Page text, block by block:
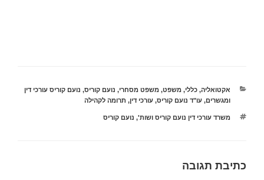
קטגוריות
אקטואליה,כללי, משפט, משפט מסחרי, נועם קוריס, נועם קוריס עורכי דין
ומגשרים,עו"ד נועם קוריס,עורכי דין, תרומה לקהילה
תגיות
משרד עורכי דין נועם קוריס ושות', נועם קוריס
כתיבת תגובה